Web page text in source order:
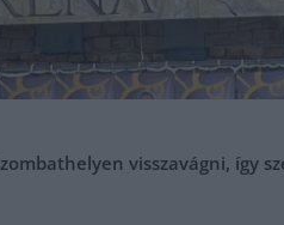
visszavágni, így